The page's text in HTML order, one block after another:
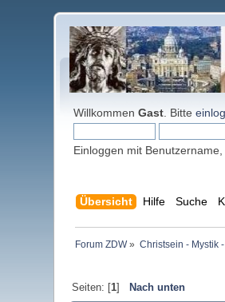
WillkommenGast . Bitte
Einloggen mit
Übersicht Hilfe Suche
Forum ZDW» Christsein - Mystik
Seiten: [1] Nach unten